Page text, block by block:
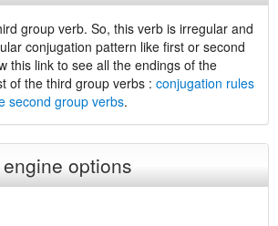
group verb. So, this verb is irregular and
conjugation pattern like first or second
this link to see all the endings of the
of the third group verbs : conjugation rules
second group verbs.
options